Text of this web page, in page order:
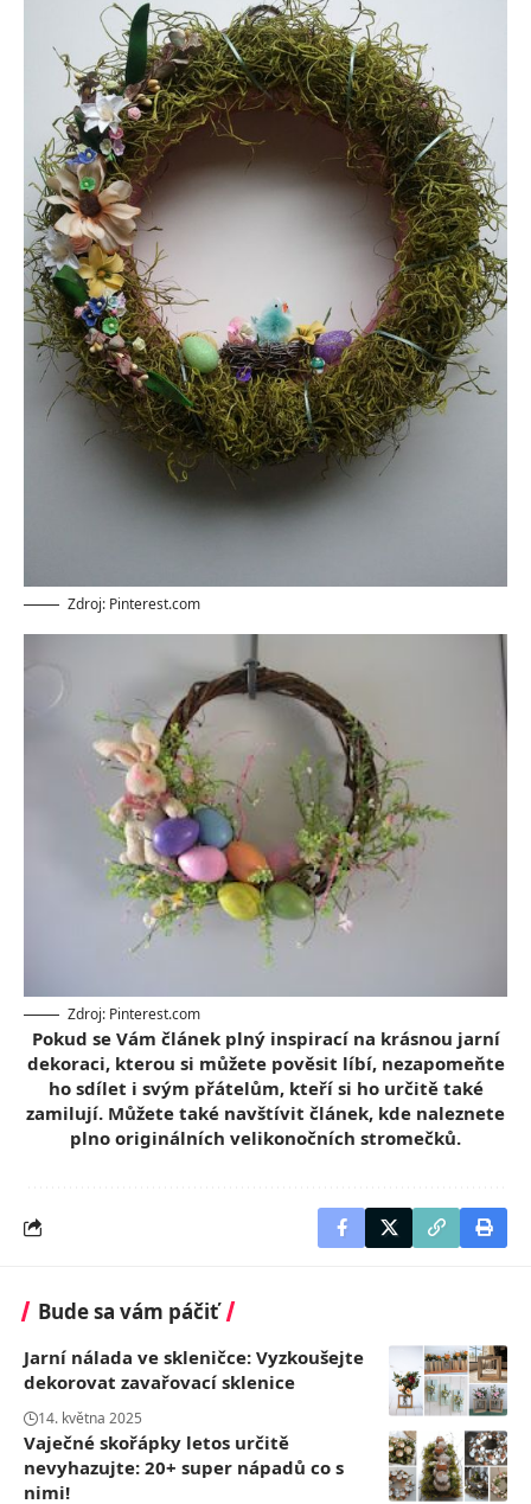
Zdroj: Pinterest.com
Zdroj: Pinterest.com
Pokud se Vám článek plný inspirací na krásnou jarní
dekoraci, kterou si můžete pověsit líbí, nezapomeňte
ho sdílet i svým přátelům, kteří si ho určitě také
zamilují. Můžete také navštívit článek, kde naleznete
plno originálních velikonočních stromečků.
Bude sa vám páčiť
Jarní nálada ve skleničce: Vyzkoušejte
dekorovat zavařovací sklenice
14. května 2025
Vaječné skořápky letos určitě
nevyhazujte: 20+ super nápadů co s
nimi!